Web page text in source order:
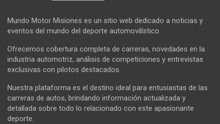
Mundo Motor Misiones es un sitio web dedicado a noticias y
eventos del mundo del deporte automovilístico.
Ofrecemos cobertura completa de carreras, novedades en la
industria automotriz, análisis de competiciones y entrevistas
exclusivas con pilotos destacados.
Nuestra plataforma es el destino ideal para entusiastas de las
carreras de autos, brindando información actualizada y
detallada sobre todo lo relacionado con este apasionante
deporte.